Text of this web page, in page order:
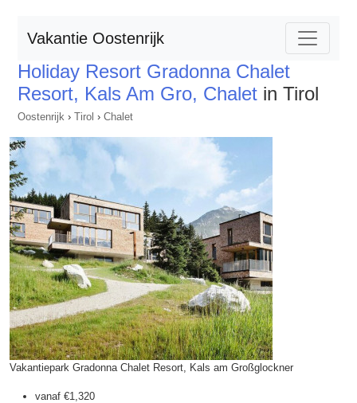
Vakantie Oostenrijk
Holiday Resort Gradonna Chalet
Resort, Kals Am Gro, Chalet in Tirol
Oostenrijk › Tirol › Chalet
Vakantiepark Gradonna Chalet Resort, Kals am Großglockner
vanaf €1,320